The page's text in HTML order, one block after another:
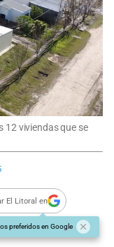
12 viviendas que se
El Litoral en
preferidos en Google